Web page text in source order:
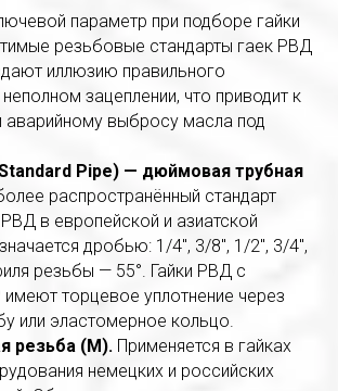
параметр при подборе гайки
резьбовые стандарты гаек РВД
иллюзию правильного
зацеплении, что приводит к
аварийному выбросу масла под
Pipe) — дюймовая трубная
распространённый стандарт
в европейской и азиатской
дробью: 1/4", 3/8", 1/2", 3/4",
резьбы — 55°. Гайки РВД с
имеют торцевое уплотнение через
или эластомерное кольцо.
резьба (M). Применяется в гайках
немецких и российских